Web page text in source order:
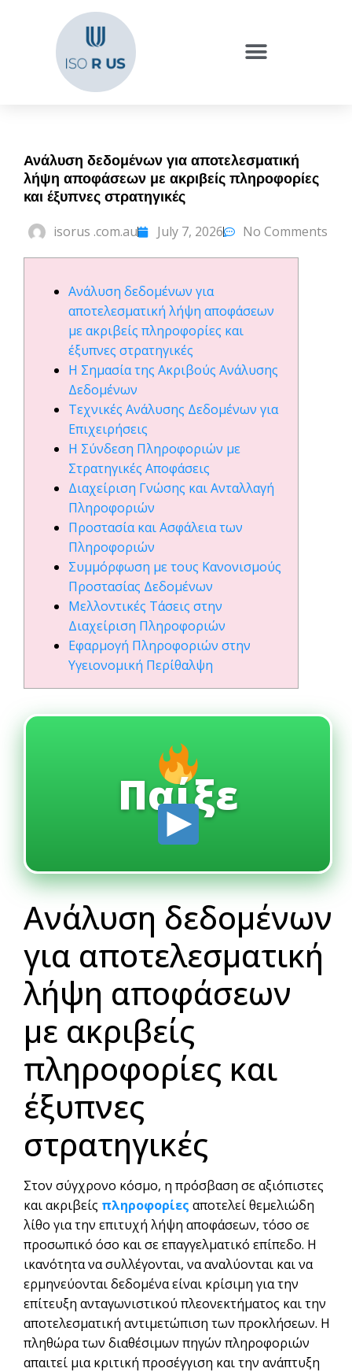
Ανάλυση δεδομένων για αποτελεσματική
λήψη αποφάσεων με ακριβείς πληροφορίες
και έξυπνες στρατηγικές
isorus .com.au
July 7, 2026 No Comments
Ανάλυση δεδομένων για
αποτελεσματική λήψη αποφάσεων
με ακριβείς πληροφορίες και
έξυπνες στρατηγικές
Η Σημασία της Ακριβούς Ανάλυσης
Δεδομένων
Τεχνικές Ανάλυσης Δεδομένων για
Επιχειρήσεις
Η Σύνδεση Πληροφοριών με
Στρατηγικές Αποφάσεις
Διαχείριση Γνώσης και Ανταλλαγή
Πληροφοριών
Προστασία και Ασφάλεια των
Πληροφοριών
Συμμόρφωση με τους Κανονισμούς
Προστασίας Δεδομένων
Μελλοντικές Τάσεις στην
Διαχείριση Πληροφοριών
Εφαρμογή Πληροφοριών στην
Υγειονομική Περίθαλψη
Παίξε
Ανάλυση δεδομένων
για αποτελεσματική
λήψη αποφάσεων
με ακριβείς
πληροφορίες και
έξυπνες
στρατηγικές
Στον σύγχρονο κόσμο, η πρόσβαση σε αξιόπιστες
και ακριβείς πληροφορίες αποτελεί θεμελιώδη
λίθο για την επιτυχή λήψη αποφάσεων, τόσο σε
προσωπικό όσο και σε επαγγελματικό επίπεδο. Η
ικανότητα να συλλέγονται, να αναλύονται και να
ερμηνεύονται δεδομένα είναι κρίσιμη για την
επίτευξη ανταγωνιστικού πλεονεκτήματος και την
αποτελεσματική αντιμετώπιση των προκλήσεων. Η
πληθώρα των διαθέσιμων πηγών πληροφοριών
απαιτεί μια κριτική προσέγγιση και την ανάπτυξη